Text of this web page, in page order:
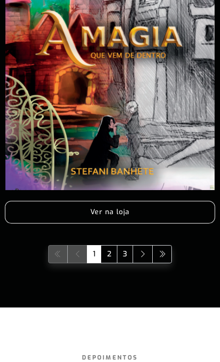
Ver na loja
1 2 3
DEPOIMENTOS